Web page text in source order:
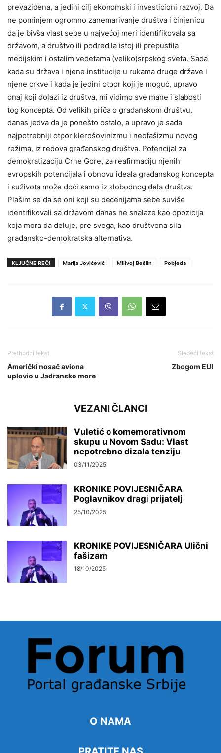
prevaziđena, a jedini cilj ekonomski i investicioni razvoj. Da
ne pominjem ogromno zanemarivanje društva i činjenicu
da je bivša vlast sebe u najvećoj meri identifikovala sa
državom, a društvo ili podredila istoj ili prepustila
medijskim i ostalim vedetama (veliko)srpskog sveta. Sada
kada su država i njene institucije u rukama druge države i
njene crkve i kada je jedini otpor koji je moguć, upravo
onaj koji dolazi iz društva, mi vidimo sve mane i slabosti
tog koncepta. Od velikih priča o građanskom društvu,
danas jedva da je ponešto ostalo, a upravo je sada
najpotrebniji otpor klerošovinizmu i neofašizmu novog
režima, iz redova građanskog društva. Potencijal za
demokratizaciju Crne Gore, za reafirmaciju njenih
evropskih potencijala i obnovu ideala građanskog koncepta
i suživota može doći samo iz slobodnog dela društva.
Plašim se da se oni koji su decenijama sebe suviše
identifikovali sa državom danas ne snalaze kao opozicija
koja mora da deluje, pre svega, kao društvena sila i
građansko-demokratska alternativa.
KLJUČNE REČI Marija Jovićević Milivoj Bešlin Pobjeda
Prethodni tekst
Američki nosač aviona
uplovio u Jadransko more
Sledeći tekst
Zbogom EU!
VEZANI ČLANCI
Vuletić o komemorativnom
skupu u Novom Sadu: Vlast
nepotrebno dizala tenziju
03/11/2025
KRONIKE POVIJESNIČARA
Poglavnikov dragi prijatelj
25/10/2025
KRONIKE POVIJESNIČARA Ulični
fašizam
18/10/2025
O NAMA